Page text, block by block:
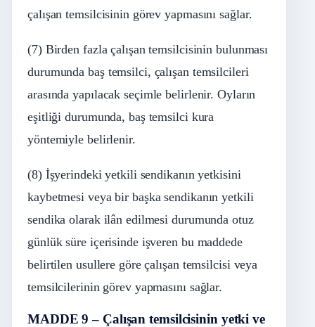
çalışan temsilcisinin görev yapmasını sağlar.
(7) Birden fazla çalışan temsilcisinin bulunması
durumunda baş temsilci, çalışan temsilcileri
arasında yapılacak seçimle belirlenir. Oyların
eşitliği durumunda, baş temsilci kura
yöntemiyle belirlenir.
(8) İşyerindeki yetkili sendikanın yetkisini
kaybetmesi veya bir başka sendikanın yetkili
sendika olarak ilân edilmesi durumunda otuz
günlük süre içerisinde işveren bu maddede
belirtilen usullere göre çalışan temsilcisi veya
temsilcilerinin görev yapmasını sağlar.
MADDE 9 – Çalışan temsilcisinin yetki ve